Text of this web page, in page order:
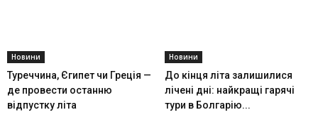
Новини
Туреччина, Єгипет чи Греція —
де провести останню
відпустку літа
Новини
До кінця літа залишилися
лічені дні: найкращі гарячі
тури в Болгарію...